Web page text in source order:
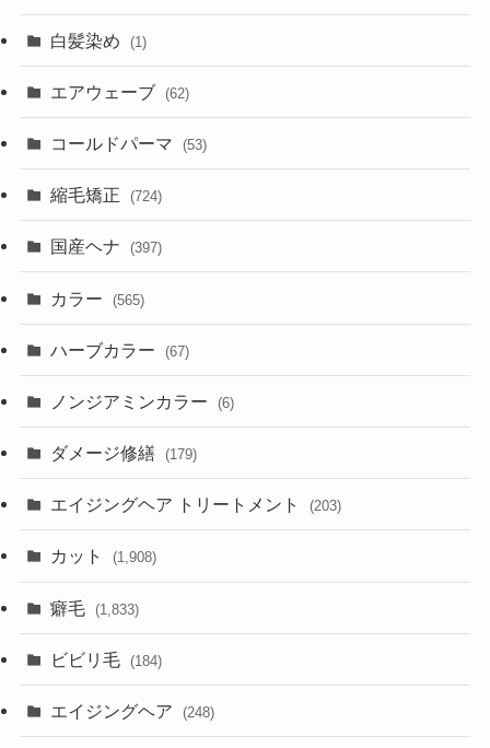
白髪染め (1)
エアウェーブ (62)
コールドパーマ (53)
縮毛矯正 (724)
国産ヘナ (397)
カラー (565)
ハーブカラー (67)
ノンジアミンカラー (6)
ダメージ修繕 (179)
エイジングヘア トリートメント (203)
カット (1,908)
癖毛 (1,833)
ビビリ毛 (184)
エイジングヘア (248)